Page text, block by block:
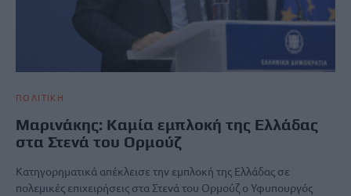
ΠΟΛΙΤΙΚΗ
Μαρινάκης: Καμία εμπλοκή της Ελλάδας
στα Στενά του Ορμούζ
Κατηγορηματικά απέκλεισε την εμπλοκή της Ελλάδας σε
πολεμικές επιχειρήσεις στα Στενά του Ορμούζ ο Υφυπουργός